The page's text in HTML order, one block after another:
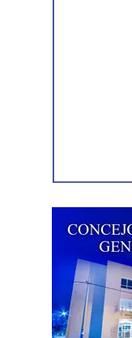
85 millones de
producción,
efectos del cambio
dólares para
ministro de Salud,
Hacienda, Gabriel
Unidad Provincial
Financiamiento